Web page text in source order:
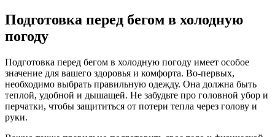
Подготовка перед бегом в холодную
погоду
Подготовка перед бегом в холодную погоду имеет особое
значение для вашего здоровья и комфорта. Во-первых,
необходимо выбрать правильную одежду. Она должна быть
теплой, удобной и дышащей. Не забудьте про головной убор и
перчатки, чтобы защититься от потери тепла через голову и
руки.